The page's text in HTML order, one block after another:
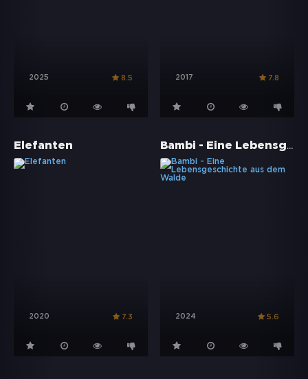
2025 8.5 2017 7.8
Elefanten
2020 7.3
Bambi - Eine Lebensgeschichte aus dem Walde
2024 5.6